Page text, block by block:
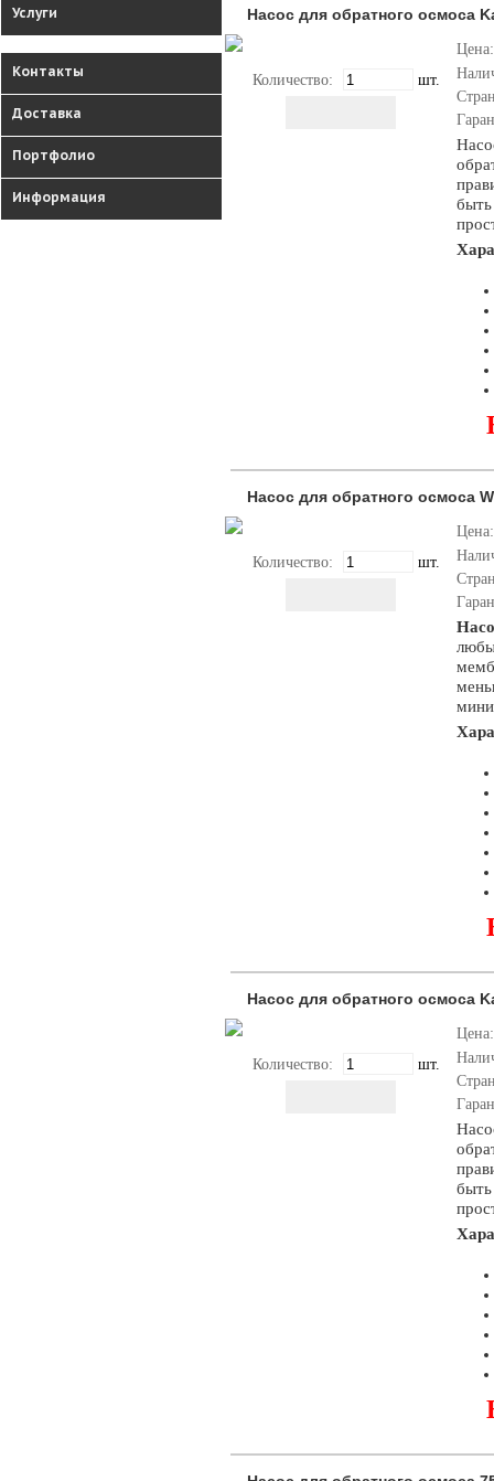
Услуги
Контакты
Доставка
Портфолио
Информация
Насос для обратного осмоса
Количество: шт.
Цена:
Насос для обратного осмоса
Количество: шт.
Цена:
Насос для обратного осмоса
Количество: шт.
Цена: